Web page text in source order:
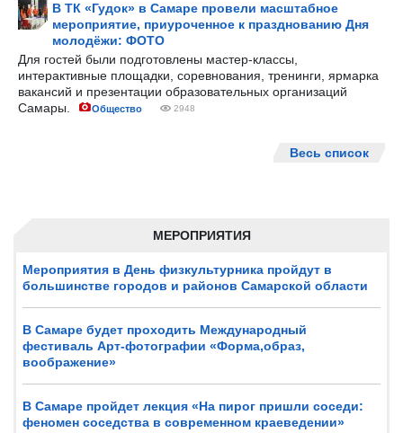
МЕРОПРИЯТИЯ
Мероприятия в День физкультурника пройдут в
большинстве городов и районов Самарской области
В Самаре будет проходить Международный
фестиваль Арт-фотографии «Форма,образ,
воображение»
В Самаре пройдет лекция «На пирог пришли соседи:
феномен соседства в современном краеведении»
В ТК «Гудок» в Самаре провели масштабное
мероприятие, приуроченное к празднованию Дня
молодёжи: ФОТО
Для гостей были подготовлены мастер-классы,
интерактивные площадки, соревнования, тренинги, ярмарка
вакансий и презентации образовательных организаций
Самары.
Общество 2948
Весь список